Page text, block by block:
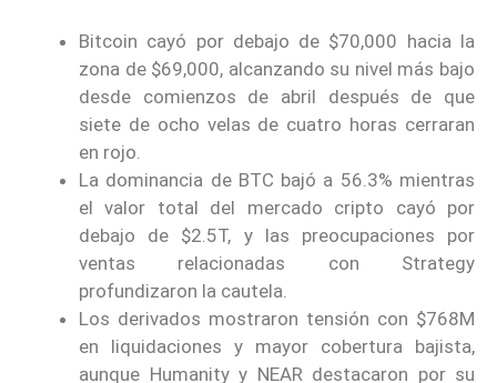
Bitcoin cayó por debajo de $70,000 hacia la
zona de $69,000, alcanzando su nivel más bajo
desde comienzos de abril después de que
siete de ocho velas de cuatro horas cerraran
en rojo.
La dominancia de BTC bajó a 56.3% mientras
el valor total del mercado cripto cayó por
debajo de $2.5T, y las preocupaciones por
ventas relacionadas con Strategy
profundizaron la cautela.
Los derivados mostraron tensión con $768M
en liquidaciones y mayor cobertura bajista,
aunque Humanity y NEAR destacaron por su